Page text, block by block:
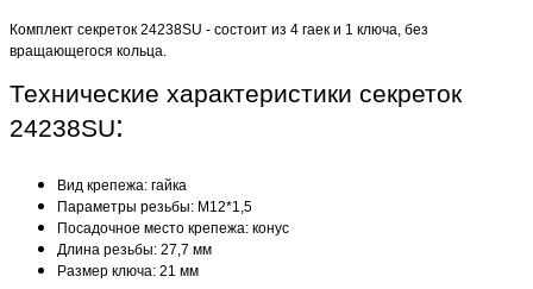
Комплект секреток 24238SU - состоит из 4 гаек и 1 ключа, без
вращающегося кольца.
Технические характеристики секреток
24238SU:
Вид крепежа: гайка
Параметры резьбы: М12*1,5
Посадочное место крепежа: конус
Длина резьбы: 27,7 мм
Размер ключа: 21 мм